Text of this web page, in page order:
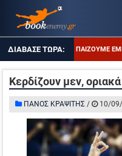
ΤΙ ΠΑΙΖΟΥΜΕ ΕΜΕΙΣ
ΑΠΟΔΌΣΕΙΣ ΣΕ
ΤΖΊΡΟΙ
ΠΡΟΤΕΙΝΌΜΕΝΑ
Κερδίζουν μεν,
ΠΑΝΟΣ ΚΡΑΨΙΤΗΣ / 10/09/